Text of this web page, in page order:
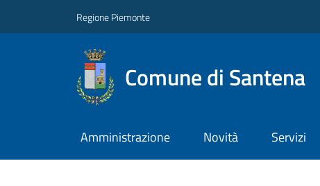
Regione Piemonte
Comune di Santena
Amministrazione Novità Servizi